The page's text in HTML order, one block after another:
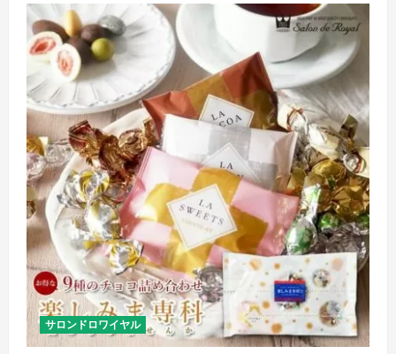
日
常
に、
お
取
り
寄
せ
ス
イ
ー
ツ
で、
幸
せ
の
ひ
と
時
を
の
詳
細
を
ご
覧
く
だ
サロンドロワイヤル